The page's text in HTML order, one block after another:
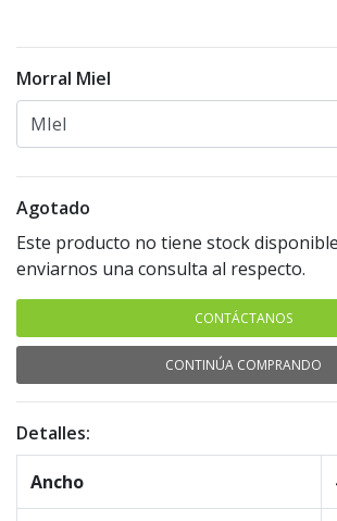
Morral Miel
Agotado
Este producto no tiene stock
enviarnos una consulta al respecto.
CONTÁCTANOS
CONTINÚA COMPRANDO
Detalles:
Ancho